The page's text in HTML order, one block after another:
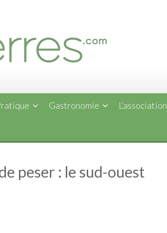
Gastronomie L’association
peser : le sud-ouest